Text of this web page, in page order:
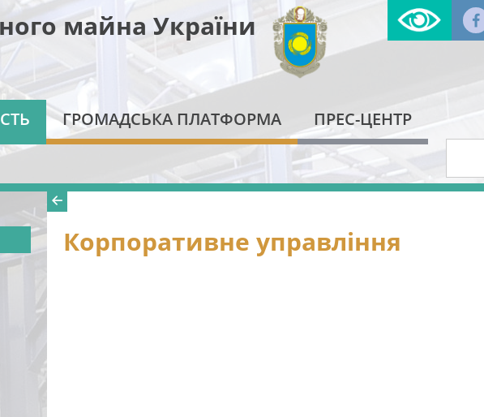
майна України
ГРОМАДСЬКА ПЛАТФОРМА
ПРЕС-ЦЕНТР
Корпоративне управління